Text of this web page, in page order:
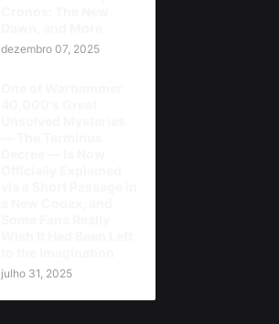
dezembro 07, 2025
julho 31, 2025